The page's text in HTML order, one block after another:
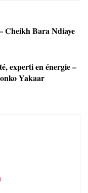
Cheikh Bara Ndiaye
experti en énergie –
Yakaar